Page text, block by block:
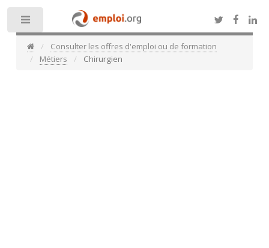
Consulter les offres d'emploi ou de formation
Métiers
Chirurgien
Toggle